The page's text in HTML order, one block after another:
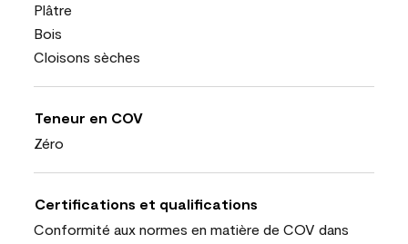
Plâtre
Bois
Cloisons sèches
Teneur en COV
Zéro
Certifications et qualifications
Conformité aux normes en matière de COV dans